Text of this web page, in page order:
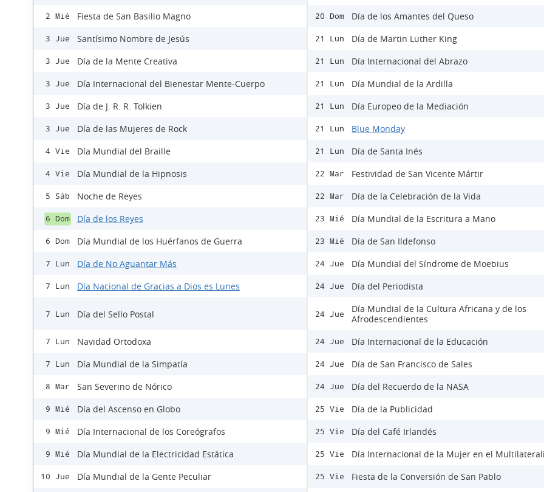
2 Mié Fiesta de San Basilio Magno
3 Jue Santísimo Nombre de Jesús
3 Jue Día de la Mente Creativa
3 Jue Día Internacional del Bienestar Mente-Cuerpo
3 Jue Día de J. R. R. Tolkien
3 Jue Día de las Mujeres de Rock
4 Vie Día Mundial del Braille
4 Vie Día Mundial de la Hipnosis
5 Sáb Noche de Reyes
6 Dom Día de los Reyes
6 Dom Día Mundial de los Huérfanos de Guerra
7 Lun Día de No Aguantar Más
7 Lun Día Nacional de Gracias a Dios es Lunes
7 Lun Día del Sello Postal
7 Lun Navidad Ortodoxa
7 Lun Día Mundial de la Simpatía
8 Mar San Severino de Nórico
9 Mié Día del Ascenso en Globo
9 Mié Día Internacional de los Coreógrafos
9 Mié Día Mundial de la Electricidad Estática
10 Jue Día Mundial de la Gente Peculiar
20 Dom Día de los Amantes del Queso
21 Lun Día de Martin Luther King
21 Lun Día Internacional del Abrazo
21 Lun Día Mundial de la Ardilla
21 Lun Día Europeo de la Mediación
21 Lun Blue Monday
21 Lun Día de Santa Inés
22 Mar Festividad de San Vicente Mártir
22 Mar Día de la Celebración de la Vida
23 Mié Día Mundial de la Escritura a Mano
23 Mié Día de San Ildefonso
24 Jue Día Mundial del Síndrome de Moebius
24 Jue Día del Periodista
24 Jue
Día Mundial de la Cultura Africana y de los
Afrodescendientes
24 Jue Día Internacional de la Educación
24 Jue Día de San Francisco de Sales
24 Jue Día del Recuerdo de la NASA
25 Vie Día de la Publicidad
25 Vie Día del Café Irlandés
25 Vie Día Internacional de la Mujer en el
25 Vie Fiesta de la Conversión de San Pablo